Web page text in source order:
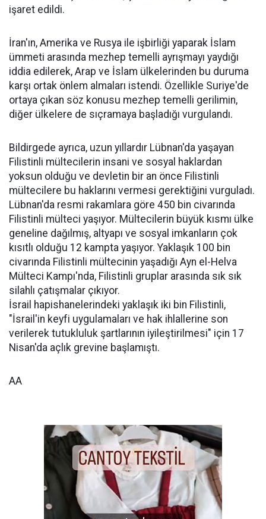
işaret edildi.
İran'ın, Amerika ve Rusya ile işbirliği yaparak İslam
ümmeti arasında mezhep temelli ayrışmayı yaydığı
iddia edilerek, Arap ve İslam ülkelerinden bu duruma
karşı ortak önlem almaları istendi. Özellikle Suriye'de
ortaya çıkan söz konusu mezhep temelli gerilimin,
diğer ülkelere de sıçramaya başladığı vurgulandı.
Bildirgede ayrıca, uzun yıllardır Lübnan'da yaşayan
Filistinli mültecilerin insani ve sosyal haklardan
yoksun olduğu ve devletin bir an önce Filistinli
mültecilere bu haklarını vermesi gerektiğini vurguladı.
Lübnan'da resmi rakamlara göre 450 bin civarında
Filistinli mülteci yaşıyor. Mültecilerin büyük kısmı ülke
geneline dağılmış, altyapı ve sosyal imkanların çok
kısıtlı olduğu 12 kampta yaşıyor. Yaklaşık 100 bin
civarında Filistinli mültecinin yaşadığı Ayn el-Helva
Mülteci Kampı'nda, Filistinli gruplar arasında sık sık
silahlı çatışmalar çıkıyor.
İsrail hapishanelerindeki yaklaşık iki bin Filistinli,
"İsrail'in keyfi uygulamaları ve hak ihlallerine son
verilerek tutukluluk şartlarının iyileştirilmesi" için 17
Nisan'da açlık grevine başlamıştı.
AA